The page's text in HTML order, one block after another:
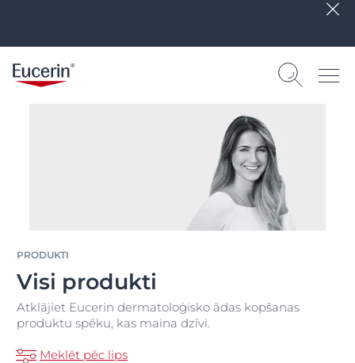
PRODUKTI
Visi produkti
Atklājiet Eucerin dermatoloģisko ādas kopšanas
produktu spēku, kas maina dzīvi.
Meklēt pēc lips